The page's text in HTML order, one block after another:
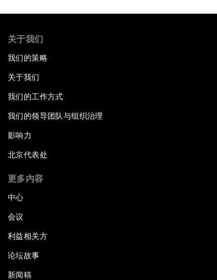
关于我们
我们的策略
关于我们
我们的工作方式
我们的领导团队与组织治理
影响力
北京代表处
更多内容
中心
会议
利益相关方
论坛故事
新闻稿